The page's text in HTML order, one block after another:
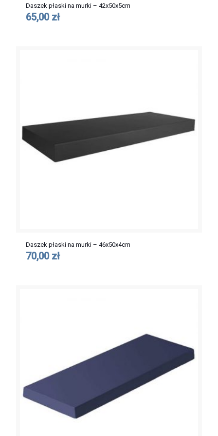
Daszek płaski na murki – 42x50x5cm
65,00 zł
Daszek płaski na murki – 46x50x4cm
70,00 zł